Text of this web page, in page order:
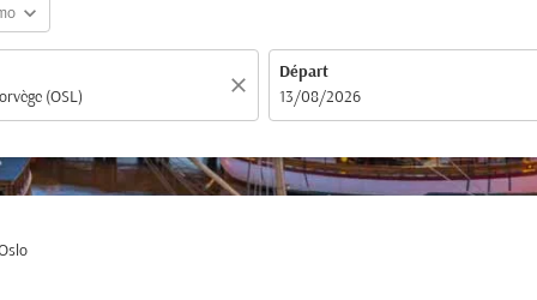
expand_more
close
Départ
fc-booking-departure-date-aria-label
13/08/2026